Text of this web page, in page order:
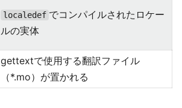
localedef でコンパイルされたロケー
ルの実体
gettextで使用する翻訳ファイル
（*.mo）が置かれる